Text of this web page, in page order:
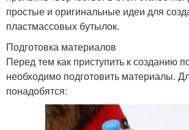
простые и оригинальные идеи для
пластмассовых бутылок.
Подготовка материалов
Перед тем как приступить к созданию
необходимо подготовить материалы.
понадобятся: